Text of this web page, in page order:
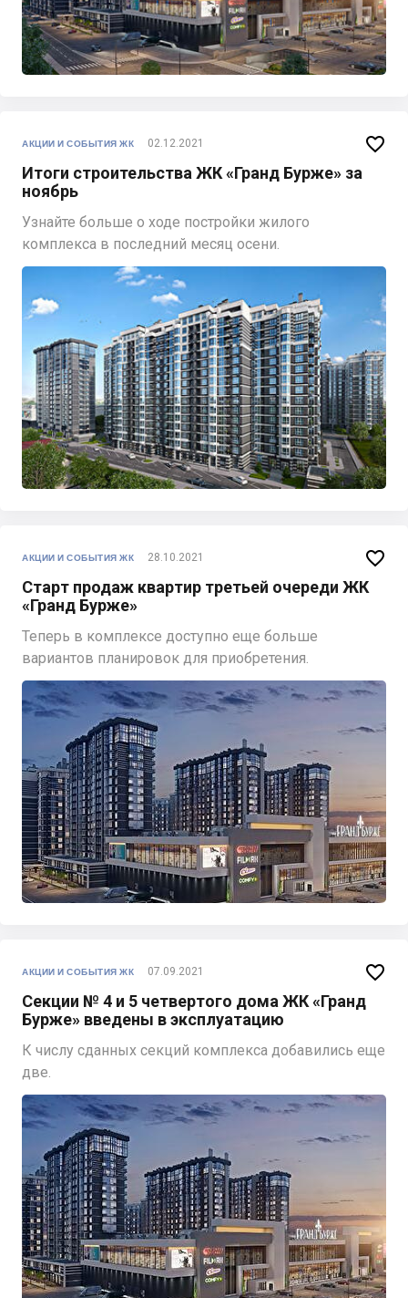
АКЦИИ И СОБЫТИЯ ЖК 02.12.2021
Итоги строительства ЖК «Гранд Бурже» за
ноябрь
Узнайте больше о ходе постройки жилого
комплекса в последний месяц осени.

АКЦИИ И СОБЫТИЯ ЖК 28.10.2021
Старт продаж квартир третьей очереди ЖК
«Гранд Бурже»
Теперь в комплексе доступно еще больше
вариантов планировок для приобретения.

АКЦИИ И СОБЫТИЯ ЖК 07.09.2021
Секции № 4 и 5 четвертого дома ЖК «Гранд
Бурже» введены в эксплуатацию
К числу сданных секций комплекса добавились еще
две.
